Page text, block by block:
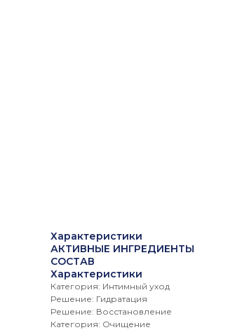
Характеристики
АКТИВНЫЕ ИНГРЕДИЕНТЫ
СОСТАВ
Характеристики
Категория: Интимный уход
Решение: Гидратация
Решение: Восстановление
Категория: Очищение